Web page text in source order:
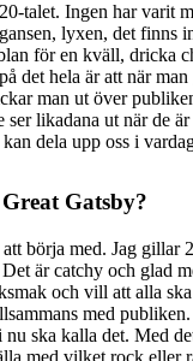
talet. Ingen har varit
lyxen, det finns
för en kväll, dricka
det hela är att när
man ut över
likadana ut när de
dela upp oss i
Gatsby?
börja med. Jag gillar
är catchy och glad
och vill att alla
med
ska kalla det. Med
med vilket rock eller